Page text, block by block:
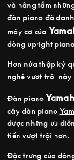
và nâng tầm
đàn piano đã
máy cơ của
dòng upright
Hơn nửa thập kỷ
nghệ vượt trội này
Đàn piano
cây đàn piano
được những ưu
tiến vượt trội hơn.
Đặc trưng của